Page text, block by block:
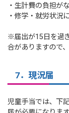
・生計費の負担が
・修学・就労状況
※届出が15日を過
合がありますので
7．現況届
児童手当では、下